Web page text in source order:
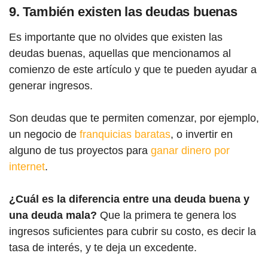
9. También existen las deudas buenas
Es importante que no olvides que existen las
deudas buenas, aquellas que mencionamos al
comienzo de este artículo y que te pueden ayudar a
generar ingresos.
Son deudas que te permiten comenzar, por ejemplo,
un negocio de franquicias baratas, o invertir en
alguno de tus proyectos para ganar dinero por
internet.
¿Cuál es la diferencia entre una deuda buena y
una deuda mala? Que la primera te genera los
ingresos suficientes para cubrir su costo, es decir la
tasa de interés, y te deja un excedente.